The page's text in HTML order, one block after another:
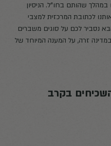
שהותם בחו"ל. הניסיון
לכתובת המרכזית למצבי
נסביר לכם על סוגים משברים
זרה, על המענה המיוחד של
בקרב